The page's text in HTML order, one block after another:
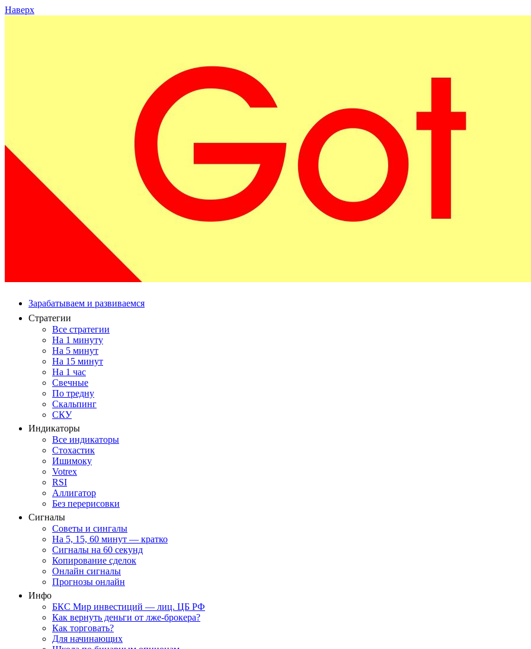
Наверх
Зарабатываем и развиваемся
Стратегии
Все стратегии
На 1 минуту
На 5 минут
На 15 минут
На 1 час
Свечные
По тредну
Скальпинг
СКУ
Индикаторы
Все индикаторы
Стохастик
Ишимоку
Votrex
RSI
Аллигатор
Без перерисовки
Сигналы
Советы и сингалы
На 5, 15, 60 минут — кратко
Сигналы на 60 секунд
Копирование сделок
Онлайн сигналы
Прогнозы онлайн
Инфо
БКС Мир инвестиций — лиц. ЦБ РФ
Как вернуть деньги от лже-брокера?
Как торговать?
Для начинающих